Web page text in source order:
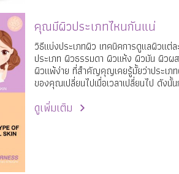
คุณมีผิวประเภทไหนกันแน่
วิธีแบ่งประเภทผิว เทคนิคการดูแลผิวแต่ล
ประเภท ผิวธรรมดา ผิวแห้ง ผิวมัน ผิวผ
ผิวแพ้ง่าย ที่สำคัญคุญเคยรู้มั้ยว่าประเภ
ของคุณเปลี่ยนไปเมื่อเวลาเปลี่ยนไป ดังนั้น
สาวๆทุกคน
ดูเพิ่มเติม